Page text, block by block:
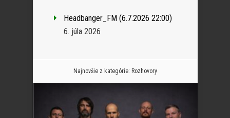
Headbanger_FM (6.7.2026 22:00)
6. júla 2026
Najnovšie z kategórie: Rozhovory